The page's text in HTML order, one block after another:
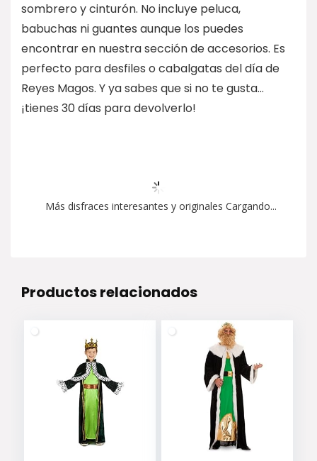
sombrero y cinturón. No incluye peluca,
babuchas ni guantes aunque los puedes
encontrar en nuestra sección de accesorios. Es
perfecto para desfiles o cabalgatas del día de
Reyes Magos. Y ya sabes que si no te gusta…
¡tienes 30 días para devolverlo!
Más disfraces interesantes y originales Cargando...
Productos relacionados